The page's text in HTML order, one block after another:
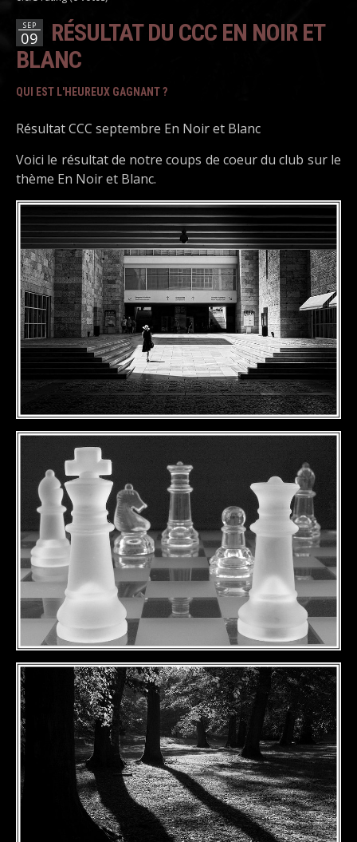
SEP
09
RÉSULTAT DU CCC EN NOIR ET
BLANC
QUI EST L'HEUREUX GAGNANT ?
Résultat CCC septembre En Noir et Blanc
Voici le résultat de notre coups de coeur du club sur le
thème En Noir et Blanc.
DÉTAILS
DÉTAILS
DÉTAILS